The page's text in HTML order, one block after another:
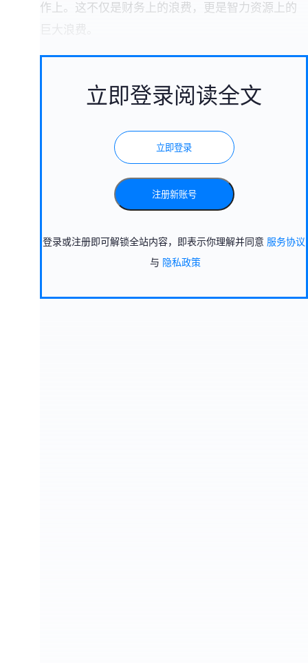
作上。这不仅是财务上的浪费，更是智力资源上的
立即登录阅读全文
立即登录
注册新账号
登录或注册即可解锁全站内容，即表示你理解并同意 服务协议
与 隐私政策